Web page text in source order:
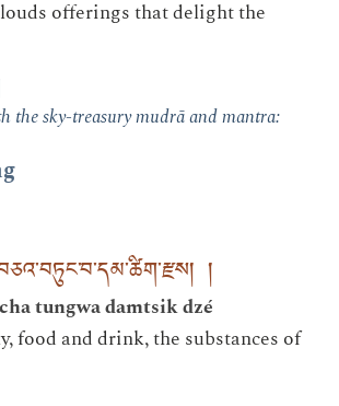
offerings that delight the
the sky-treasury mudrā and mantra:
།
tungwa damtsik dzé
food and drink, the substances of